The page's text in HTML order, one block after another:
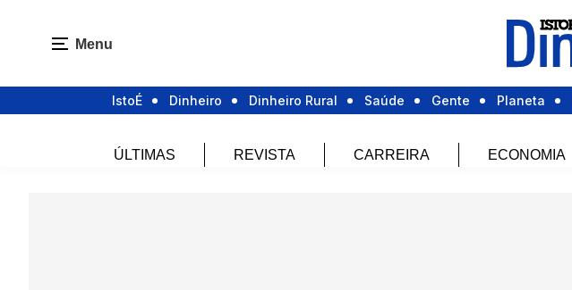
Menu
IstoÉ Dinheiro Dinheiro Rural Saúde Gente Planeta
ÚLTIMAS REVISTA CARREIRA ECONOMIA